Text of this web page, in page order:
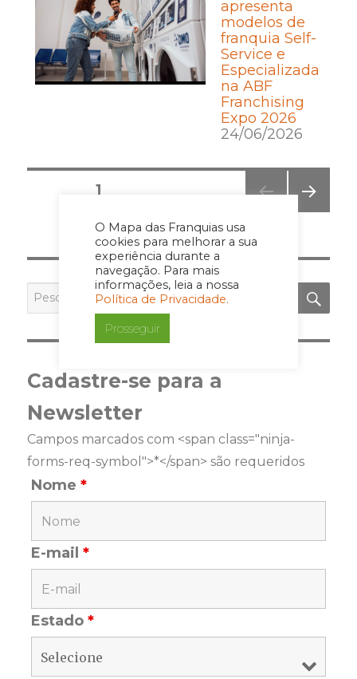
O Mapa das Franquias usa
cookies para melhorar a sua
experiência durante a
navegação. Para mais
informações, leia a nossa
Política de Privacidade.
Prosseguir
apresenta
modelos de
franquia Self-
Service e
Especializada
na ABF
Franchising
Expo 2026
24/06/2026
Posts
pagination
PÁGINA1
NA
por:
Cadastre-se para a
Newsletter
Campos marcados com <span class="ninja-
forms-req-symbol">*</span> são requeridos
Nome*
E-mail*
Estado*